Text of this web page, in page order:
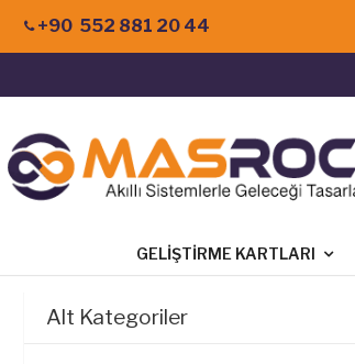
+90 552 881 20 44
GELIŞTIRME KARTLARI
Alt Kategoriler